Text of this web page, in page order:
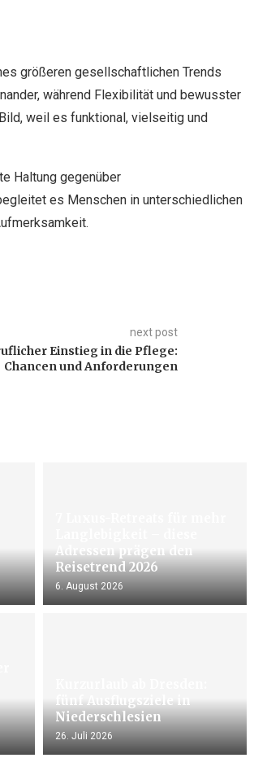
größeren gesellschaftlichen Trends
während Flexibilität und bewusster
weil es funktional, vielseitig und
Haltung gegenüber
es Menschen in unterschiedlichen
next post
Einstieg in die Pflege:
Chancen und Anforderungen
Adressen prägen den
Reisetrend 2026
6. August 2026
fünf Ausflugsziele in
Niederschlesien
26. Juli 2026